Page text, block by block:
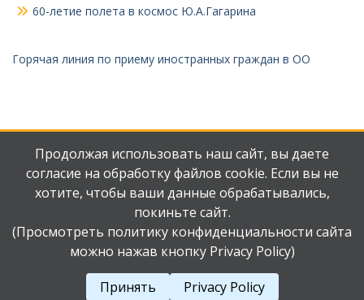
60-летие полета в космос Ю.А.Гагарина
Горячая линия по приему иностранных граждан в ОО
Мы
Наш
Авторские права защищены.
Работает на WordPress |Education Hub автор:
Themes
Продолжая использовать наш сайт, вы даете
согласие на обработку файлов cookie. Если вы не
хотите, чтобы ваши данные обрабатывались,
покиньте сайт.
(Просмотреть политику конфиденциальности сайта
можно нажав кнопку Privacy Policy)
Принять
Privacy Policy